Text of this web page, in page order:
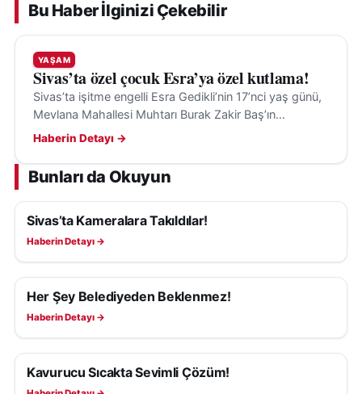
Bu Haber İlginizi Çekebilir
YAŞAM
Sivas’ta özel çocuk Esra’ya özel kutlama!
Sivas’ta işitme engelli Esra Gedikli’nin 17’nci yaş günü,
Mevlana Mahallesi Muhtarı Burak Zakir Baş’ın
sürpriziyle parkta mahalle sakinleriyle coşkuyla
Haberin Detayı →
Bunları da Okuyun
YAŞAM
Sivas’ta Kameralara Takıldılar!
Haberin Detayı →
YAŞAM
Her Şey Belediyeden Beklenmez!
Haberin Detayı →
YAŞAM
Kavurucu Sıcakta Sevimli Çözüm!